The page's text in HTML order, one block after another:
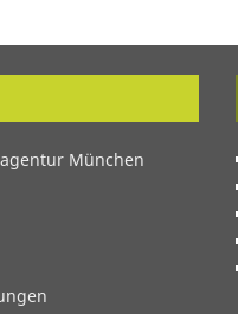
München